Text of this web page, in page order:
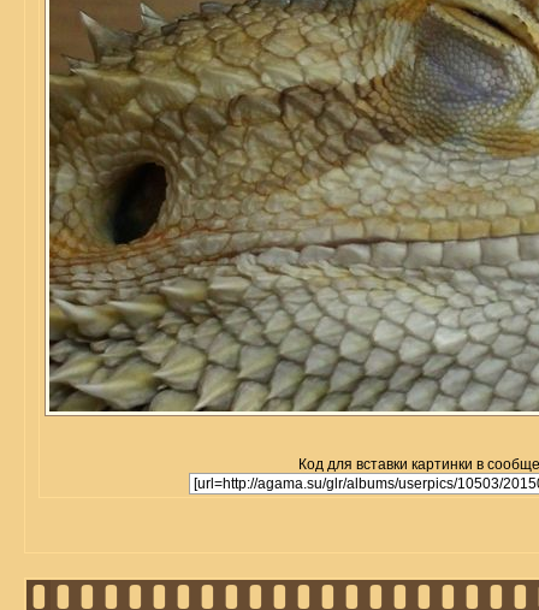
Код для вставки картинки в